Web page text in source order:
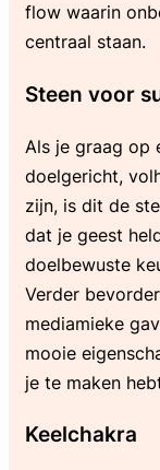
flow waarin
centraal staan.
Steen voor
Als je graag op
doelgericht,
zijn, is dit de
dat je geest
doelbewuste
Verder
mediamieke
mooie
je te maken
Keelchakra